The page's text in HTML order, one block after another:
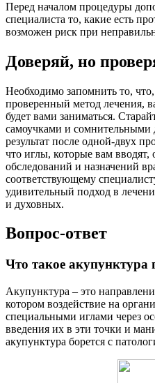
Перед началом процедуры
специалиста то, какие есть
возможен риск при
Доверяй, но
Необходимо запомнить то,
проверенный метод лечения,
будет вами заниматься.
самоучками и
результат после одной-двух
что иглы, которые вам вводят,
обследований и назначений
соответствующему
удивительный подход в
и духовных.
Вопрос-ответ
Что такое
Акупунктура – это
котором воздействие на
специальными иглами через
введения их в эти точки и
акупунктура борется с